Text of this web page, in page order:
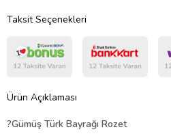
Taksit Seçenekleri
Ürün Açıklaması
?Gümüş Türk Bayrağı Rozet